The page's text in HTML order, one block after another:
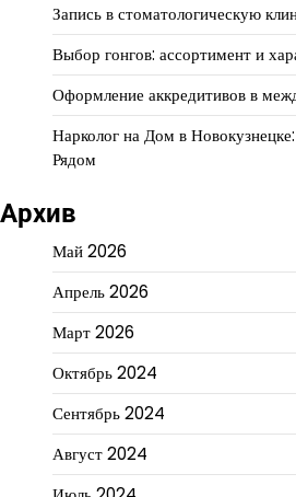
Запись в стоматологическую
Выбор гонгов: ассортимент и
Оформление аккредитивов в
Нарколог на Дом в
Рядом
Архив
Май 2026
Апрель 2026
Март 2026
Октябрь 2024
Сентябрь 2024
Август 2024